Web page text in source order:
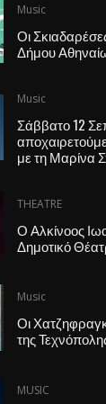
Music
Οι
Δήμου
Music
Σάββατο 12
με τη Μαρίνα
THEATRE
Ο Αλκίνοος
Δημοτικό
Music
Οι
της
MUSIC